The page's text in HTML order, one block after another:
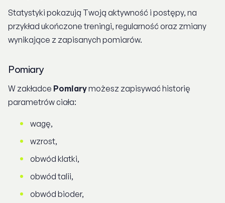
Statystyki pokazują Twoją aktywność i postępy, na
przykład ukończone treningi, regularność oraz zmiany
wynikające z zapisanych pomiarów.
Pomiary
W zakładce Pomiarymożesz zapisywać historię
parametrów ciała:
wagę,
wzrost,
obwód klatki,
obwód talii,
obwód bioder,